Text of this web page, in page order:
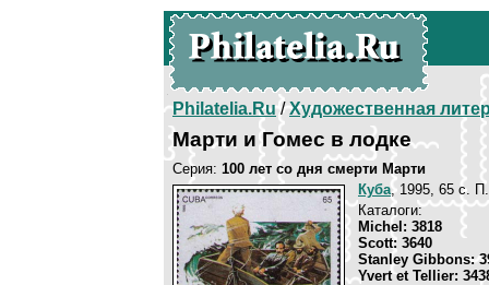
Philatelia.Ru/Художественная
Марти и Гомес в лодке
Серия: 100 лет со дня смерти Марти
Куба, 1995, 65 c.
Каталоги:
Michel: 3818
Scott: 3640
Stanley Gibbons:
Yvert et Tellier: